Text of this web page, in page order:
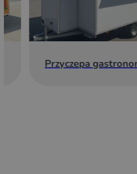
Przyczepa